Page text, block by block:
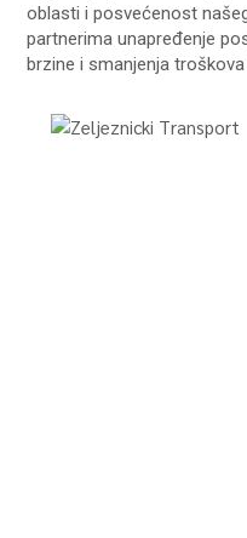
oblasti i posvećenost
partnerima unapređenje
brzinei smanjenja troškova